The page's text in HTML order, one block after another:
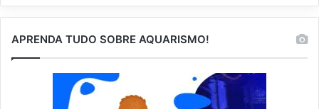
APRENDA TUDO SOBRE AQUARISMO!